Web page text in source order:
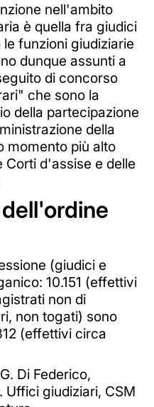
nell'ambito
è quella fra giudici
funzioni giudiziarie
dunque assunti a
di concorso
che sono la
della partecipazione
della
momento più alto
Corti d'assise e delle
(giudici e
10.151 (effettivi
non di
non togati) sono
(effettivi circa
Di Federico,
Uffici giudiziari, CSM